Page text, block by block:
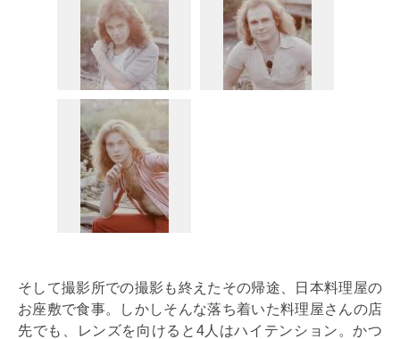
そして撮影所での撮影も終えたその帰途、日本料理屋の
お座敷で食事。しかしそんな落ち着いた料理屋さんの店
先でも、レンズを向けると4人はハイテンション。かつ